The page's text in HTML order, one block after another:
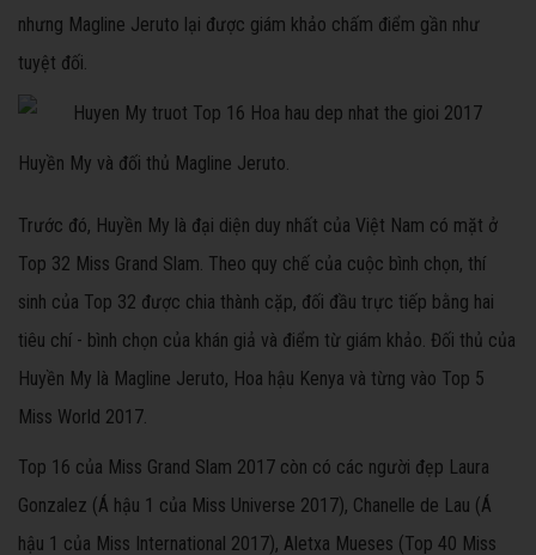
nhưng Magline Jeruto lại được giám khảo chấm điểm gần như
tuyệt đối.
Huyền My và đối thủ Magline Jeruto.
Trước đó, Huyền My là đại diện duy nhất của Việt Nam có mặt ở
Top 32 Miss Grand Slam. Theo quy chế của cuộc bình chọn, thí
sinh của Top 32 được chia thành cặp, đối đầu trực tiếp bằng hai
tiêu chí - bình chọn của khán giả và điểm từ giám khảo. Đối thủ của
Huyền My là Magline Jeruto, Hoa hậu Kenya và từng vào Top 5
Miss World 2017.
Top 16 của Miss Grand Slam 2017 còn có các người đẹp Laura
Gonzalez (Á hậu 1 của Miss Universe 2017), Chanelle de Lau (Á
hậu 1 của Miss International 2017), Aletxa Mueses (Top 40 Miss